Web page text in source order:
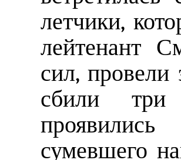
летчики,
лейтенант
сил,
сбили три
сумевшего